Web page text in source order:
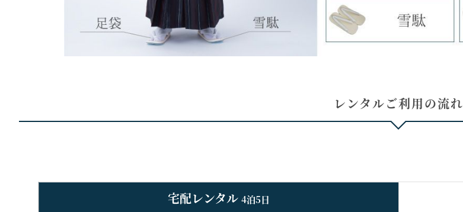
レンタルご利用の流れ
宅配レンタル 4泊5日